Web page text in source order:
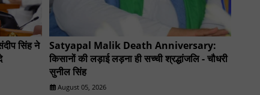
सिंह ने
Satyapal Malik Death Anniversary:
किसानों की लड़ाई लड़ना ही सच्ची श्रद्धांजलि - चौधरी
सुनील सिंह
August 05, 2026